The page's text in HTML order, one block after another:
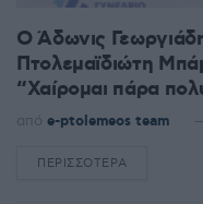
Ο Άδωνις
Πτολεμαϊδιώτη
“Χαίρομαι πάρα
από e-ptolemeos team
ΠΕΡΙΣΣΌΤΕΡΑ